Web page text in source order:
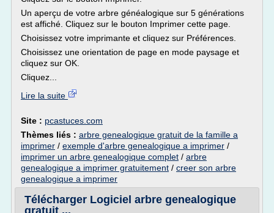
Un aperçu de votre arbre généalogique sur 5 générations
est affiché. Cliquez sur le bouton Imprimer cette page.
Choisissez votre imprimante et cliquez sur Préférences.
Choisissez une orientation de page en mode paysage et
cliquez sur OK.
Cliquez...
Lire la suite
Site : pcastuces.com
Thèmes liés : arbre genealogique gratuit de la famille a
imprimer / exemple d'arbre genealogique a imprimer /
imprimer un arbre genealogique complet / arbre
genealogique a imprimer gratuitement / creer son arbre
genealogique a imprimer
Télécharger Logiciel arbre genealogique
gratuit ...